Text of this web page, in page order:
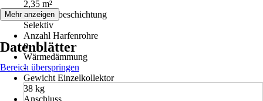
2,35 m²
Absorberbeschichtung
Selektiv
Anzahl Harfenrohre
0
Wärmedämmung
-
Gewicht Einzelkollektor
38 kg
Anschluss
Mehr anzeigen
Datenblätter
Bereich überspringen